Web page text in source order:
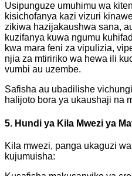
Usipunguze umuhimu wa
kisichofanya kazi vizuri
zikiwa hazijakaushwa sana,
kuzifanya kuwa ngumu
kwa mara feni za vipulizia,
njia za mtiririko wa hewa ili
vumbi au uzembe.
Safisha au ubadilishe
halijoto bora ya ukaushaji na
5. Hundi ya Kila Mwezi ya
Kila mwezi, panga ukaguzi
kujumuisha: